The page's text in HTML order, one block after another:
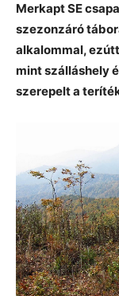
Merkapt SE
szezonzáró
alkalommal,
mint szálláshely
szerepelt a